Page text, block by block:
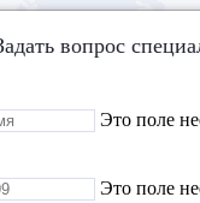
вопрос
Это поле
Это поле